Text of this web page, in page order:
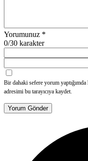
Yorumunuz *
0/30 karakter
Bir dahaki sefere yorum
adresimi bu tarayıcıya kaydet.
Yorum Gönder